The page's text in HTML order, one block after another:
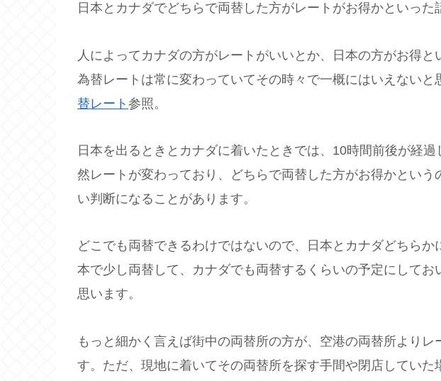
日本とカナダでどちらで両替した方がレートがお得かといった
人によってカナダの方がレートがいいとか、日本の方がお得と
為替レートは常に変わっていてその時々で一概にはいえないと
替レート 参照。
日本を出るときとカナダに着いたときでは、10時間前後が経
然レートが変わっており、どちらで両替した方がお得かという
い判断になることがあります。
どこでも両替できるわけではないので、日本とカナダどちらか
本で少し両替して、カナダでも両替するくらいの予定にしてお
思います。
もっと細かく言えば街中の両替所の方が、空港の両替所よりレ
す。ただ、現地に着いてその両替所を探す手間や閉店していた